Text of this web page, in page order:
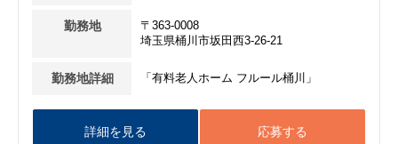
勤務地
〒363-0008
埼玉県桶川市坂田西3-26-21
勤務地詳細 「有料老人ホーム フルール桶川」
応募する
詳細を見る